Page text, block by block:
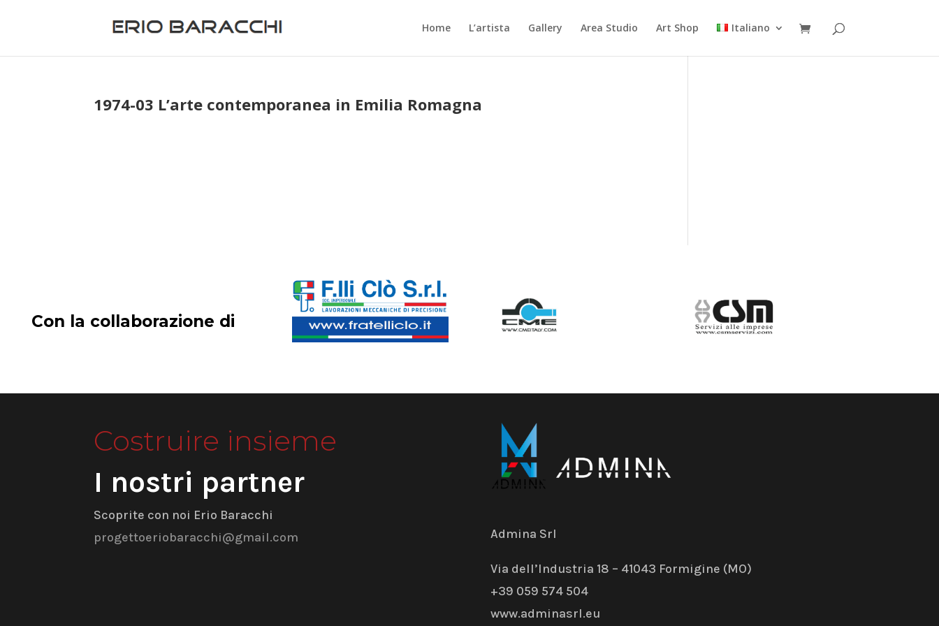
Home L’artista Gallery Area Studio Art Shop Italiano
1974-03 L’arte contemporanea in Emilia Romagna
Con la collaborazione di
Costruire insieme
I nostri partner
Scoprite con noi Erio Baracchi
progettoeriobaracchi@gmail.com
Admina Srl
Via dell’Industria 18 – 41043 Formigine (MO)
+39 059 574 504
www.adminasrl.eu